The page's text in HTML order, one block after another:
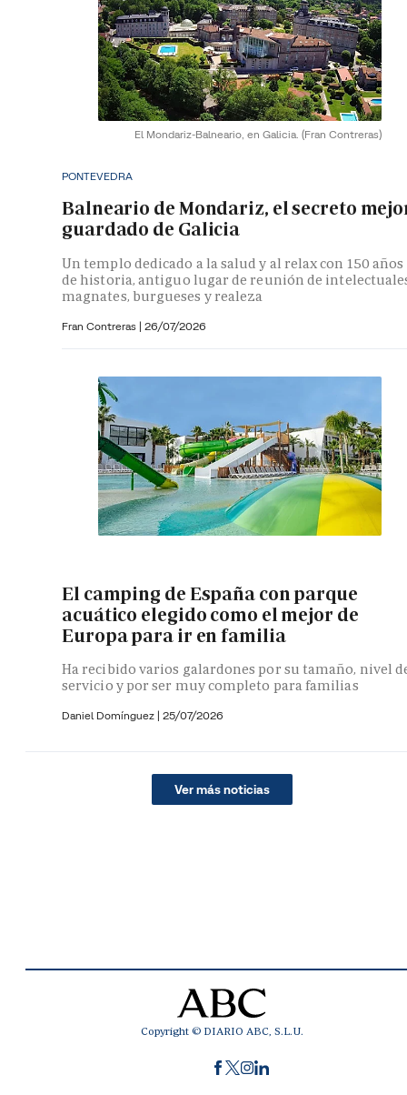
El Mondariz-Balneario, en Galicia. (Fran Contreras)
PONTEVEDRA
Balneario de Mondariz, el secreto
guardado de Galicia
Un templo dedicado a la salud y al relax con 150 años
de historia, antiguo lugar de reunión de
magnates, burgueses y realeza
Fran Contreras | 26/07/2026
El camping de España con parque
acuático elegido como el mejor de
Europa para ir en familia
Ha recibido varios galardones por su tamaño, nivel
servicio y por ser muy completo para familias
Daniel Domínguez | 25/07/2026
Ver más noticias
Copyright © DIARIO ABC, S.L.U.